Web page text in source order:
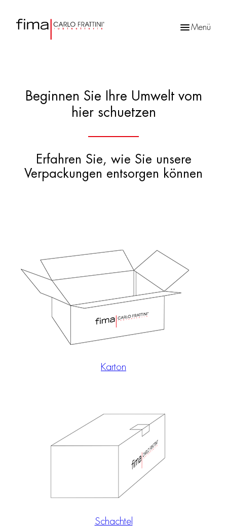
Menü
Beginnen Sie Ihre Umwelt vom
hier schuetzen
Erfahren Sie, wie Sie unsere
Verpackungen entsorgen können
Karton
Schachtel